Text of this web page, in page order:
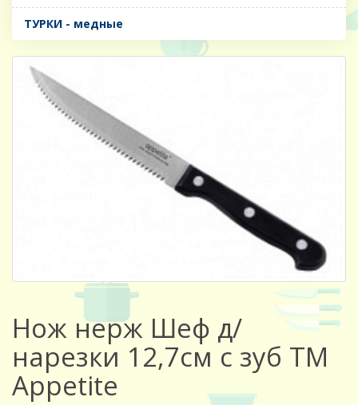
ТУРКИ - медные
Нож нерж Шеф д/
нарезки 12,7см с зуб ТМ
Appetite